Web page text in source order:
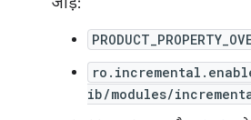
जोड़ें:
ib/modules/